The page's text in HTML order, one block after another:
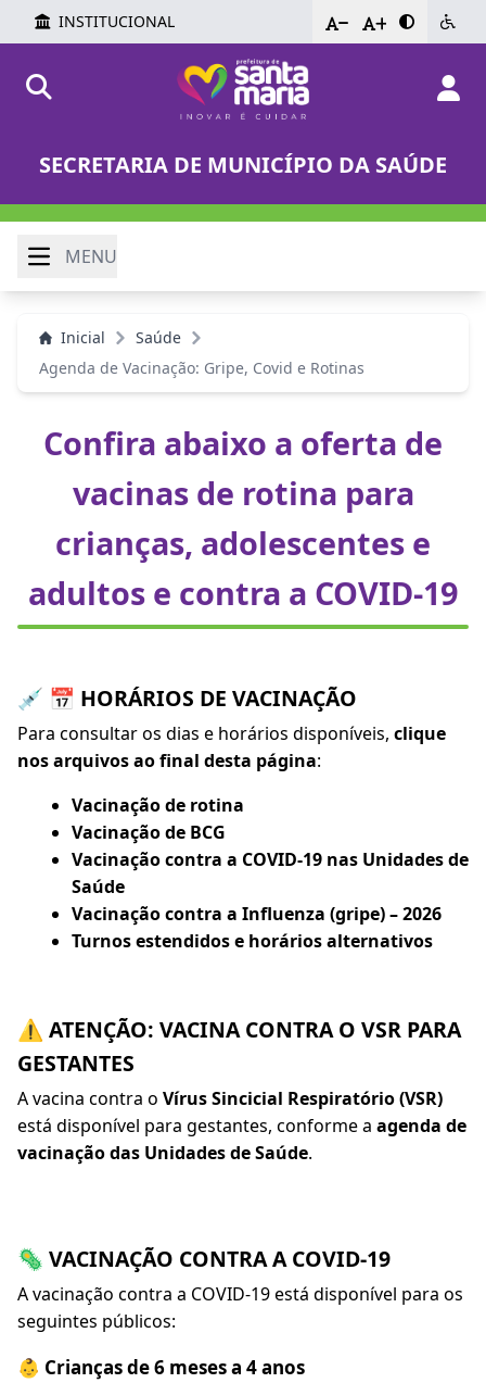
INSTITUCIONAL - +
SECRETARIA DE MUNICÍPIO DA SAÚDE
MENU
Inicial
Saúde
Agenda de Vacinação: Gripe, Covid e Rotinas
Confira abaixo a oferta de
vacinas de rotina para
crianças, adolescentes e
adultos e contra a COVID-19
💉 📅 HORÁRIOS DE VACINAÇÃO
Para consultar os dias e horários disponíveis, clique
nos arquivos ao final desta página:
Vacinação de rotina
Vacinação de BCG
Vacinação contra a COVID-19 nas Unidades de
Saúde
Vacinação contra a Influenza (gripe) – 2026
Turnos estendidos e horários alternativos
⚠️ ATENÇÃO: VACINA CONTRA O VSR PARA
GESTANTES
A vacina contra o Vírus Sincicial Respiratório (VSR)
está disponível para gestantes, conforme a agenda de
vacinação das Unidades de Saúde.
🦠 VACINAÇÃO CONTRA A COVID-19
A vacinação contra a COVID-19 está disponível para os
seguintes públicos:
👶 Crianças de 6 meses a 4 anos